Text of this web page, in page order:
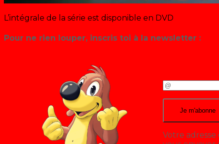
L’intégrale de la série est disponible en DVD
Pour ne rien louper, inscris toi à la newsletter :
Votre